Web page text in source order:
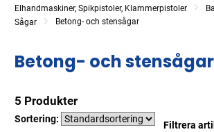
Elhandmaskiner, Spikpistoler, Klammerpistoler
Sågar
Betong- och stensågar
Betong- och stensågar
5 Produkter
Sortering:
Filtrera